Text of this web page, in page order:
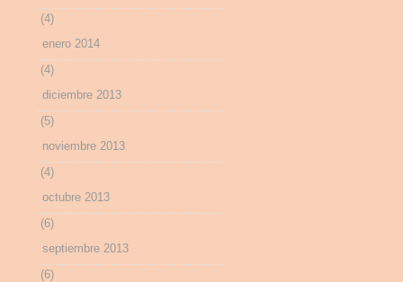
(4)
enero 2014
(4)
diciembre 2013
(5)
noviembre 2013
(4)
octubre 2013
(6)
septiembre 2013
(6)